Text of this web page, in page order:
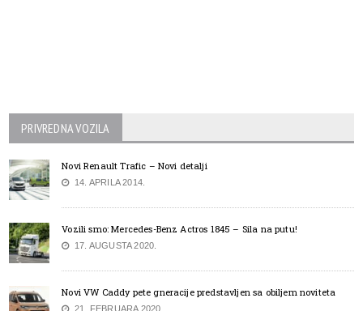
PRIVREDNA VOZILA
Novi Renault Trafic – Novi detalji
14. APRILA 2014.
Vozili smo: Mercedes-Benz Actros 1845 – Sila na putu!
17. AUGUSTA 2020.
Novi VW Caddy pete gneracije predstavljen sa obiljem noviteta
21. FEBRUARA 2020.